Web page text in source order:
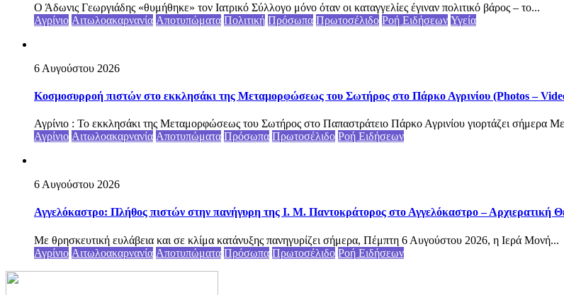
Ο Άδωνις Γεωργιάδης «θυμήθηκε» τον Ιατρικό Σύλλογο μόνο όταν οι καταγγελίες έγιναν πολιτικό βάρος – το...
Αγρίνιο Αιτωλοακαρνανία Αποτυπώματα Πολιτική Πρόσωπα Πρωτοσέλιδο Ροή Ειδήσεων Υγεία
6 Αυγούστου 2026
Κοσμοσυρροή πιστών στο εκκλησάκι της Μεταμορφώσεως του Σωτήρος στο Πάρκο Αγρινίου (Photos –
Αγρίνιο : Το εκκλησάκι της Μεταμορφώσεως του Σωτήρος στο Παπαστράτειο Πάρκο Αγρινίου γιορτάζει σήμερα Με
Αγρίνιο Αιτωλοακαρνανία Αποτυπώματα Πρόσωπα Πρωτοσέλιδο Ροή Ειδήσεων
6 Αυγούστου 2026
Αγγελόκαστρο: Πλήθος πιστών στην πανήγυρη της Ι. Μ. Παντοκράτορος στο Αγγελόκαστρο – Αρχιερατική
Με θρησκευτική ευλάβεια και σε κλίμα κατάνυξης πανηγυρίζει σήμερα, Πέμπτη 6 Αυγούστου 2026, η Ιερά Μονή...
Αγρίνιο Αιτωλοακαρνανία Αποτυπώματα Πρόσωπα Πρωτοσέλιδο Ροή Ειδήσεων